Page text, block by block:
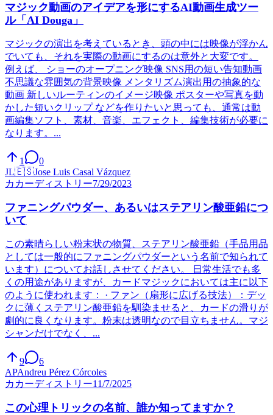
マジック動画のアイデアを形にするAI動画生成ツー
ル「AI Douga」
マジックの演出を考えているとき、頭の中には映像が浮かん
でいても、それを実際の動画にするのは意外と大変です。
例えば、 ショーのオープニング映像 SNS用の短い告知動画
不思議な雰囲気の背景映像 メンタリズム演出用の抽象的な
動画 新しいルーティンのイメージ映像 ポスターや写真を動
かした短いクリップ などを作りたいと思っても、通常は動
画編集ソフト、素材、音楽、エフェクト、編集技術が必要に
なります。...
1
0
JL🇪🇸Jose Luis Casal Vázquez
カ カーディストリー7/29/2023
ファニングパウダー、あるいはステアリン酸亜鉛につ
いて
この素晴らしい粉末状の物質、ステアリン酸亜鉛（手品用品
としては一般的にファニングパウダーという名前で知られて
います）についてお話しさせてください。 日常生活でも多
くの用途がありますが、カードマジックにおいては主に以下
のように使われます： · ファン（扇形に広げる技法）：デッ
クに薄くステアリン酸亜鉛を馴染ませると、カードの滑りが
劇的に良くなります。粉末は透明なので目立ちません。マジ
シャンだけでなく、...
9
6
APAndreu Pérez Córcoles
カ カーディストリー11/7/2025
この心理トリックの名前、誰か知ってますか？